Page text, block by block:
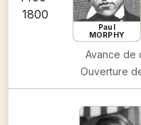
1800
Paul
MORPHY
Avance de
Ouverture